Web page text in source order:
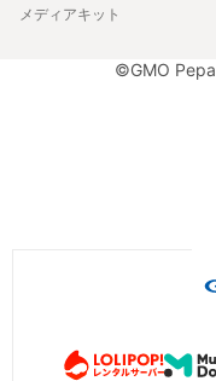
メディアキット
©GMO